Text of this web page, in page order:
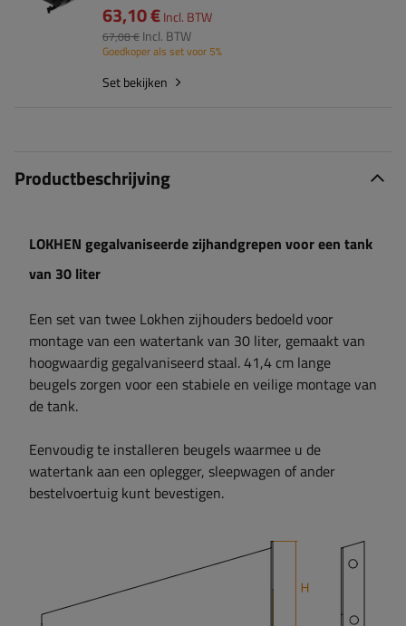
63,10 €Incl. BTW
67,08 € Incl. BTW
Goedkoper als set voor 5%
Set bekijken
Productbeschrijving
LOKHEN gegalvaniseerde zijhandgrepen voor een tank
van 30 liter
Een set van twee Lokhen zijhouders bedoeld voor
montage van een watertank van 30 liter, gemaakt van
hoogwaardig gegalvaniseerd staal. 41,4 cm lange
beugels zorgen voor een stabiele en veilige montage van
de tank.
Eenvoudig te installeren beugels waarmee u de
watertank aan een oplegger, sleepwagen of ander
bestelvoertuig kunt bevestigen.